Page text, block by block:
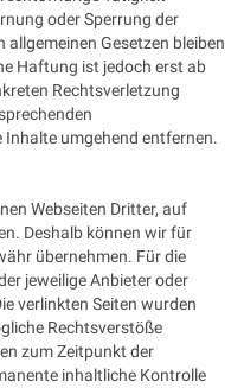
oder Sperrung der
Gesetzen bleiben
Haftung ist jedoch erst ab
Rechtsverletzung
umgehend entfernen.
Webseiten Dritter, auf
Deshalb können wir für
übernehmen. Für die
jeweilige Anbieter oder
verlinkten Seiten wurden
Rechtsverstöße
zum Zeitpunkt der
inhaltliche Kontrolle